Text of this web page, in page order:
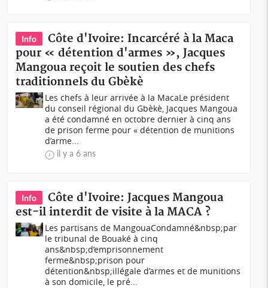
Info
Côte d'Ivoire: Incarcéré à la Maca
pour « détention d'armes », Jacques
Mangoua reçoit le soutien des chefs
traditionnels du Gbèkè
Les chefs à leur arrivée à la MacaLe président
du conseil régional du Gbèkè, Jacques Mangoua
a été condamné en octobre dernier à cinq ans
de prison ferme pour « détention de munitions
d’arme...
il y a 6 ans
Info
Côte d'Ivoire: Jacques Mangoua
est-il interdit de visite à la MACA ?
Les partisans de MangouaCondamné&nbsp;par
le tribunal de Bouaké à cinq
ans&nbsp;d’emprisonnement
ferme&nbsp;prison pour
détention&nbsp;illégale d’armes et de munitions
à son domicile, le pré...